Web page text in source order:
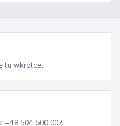
tu wkrótce.
504 500 007.